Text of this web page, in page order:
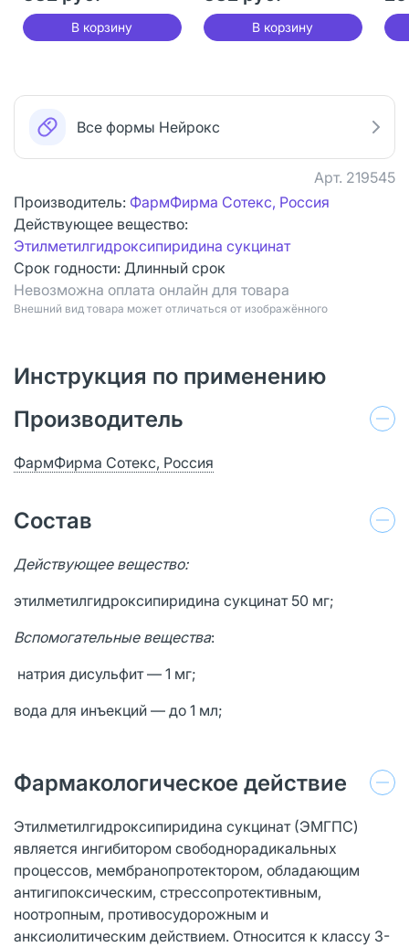
В корзину В корзину
Все формы Нейрокс
Арт. 219545
Производитель: ФармФирма Сотекс, Россия
Действующее вещество:
Этилметилгидроксипиридина сукцинат
Срок годности: Длинный срок
Невозможна оплата онлайн для товара
Bнешний вид товара может отличаться от изображённого
Инструкция по применению
Производитель
ФармФирма Сотекс, Россия
Состав
Действующее вещество:
этилметилгидроксипиридина сукцинат 50 мг;
Вспомогательные вещества:
натрия дисульфит — 1 мг;
вода для инъекций — до 1 мл;
Фармакологическое действие
Этилметилгидроксипиридина сукцинат (ЭМГПС)
является ингибитором свободнорадикальных
процессов, мембранопротектором, обладающим
антигипоксическим, стрессопротективным,
ноотропным, противосудорожным и
анксиолитическим действием. Относится к классу 3-